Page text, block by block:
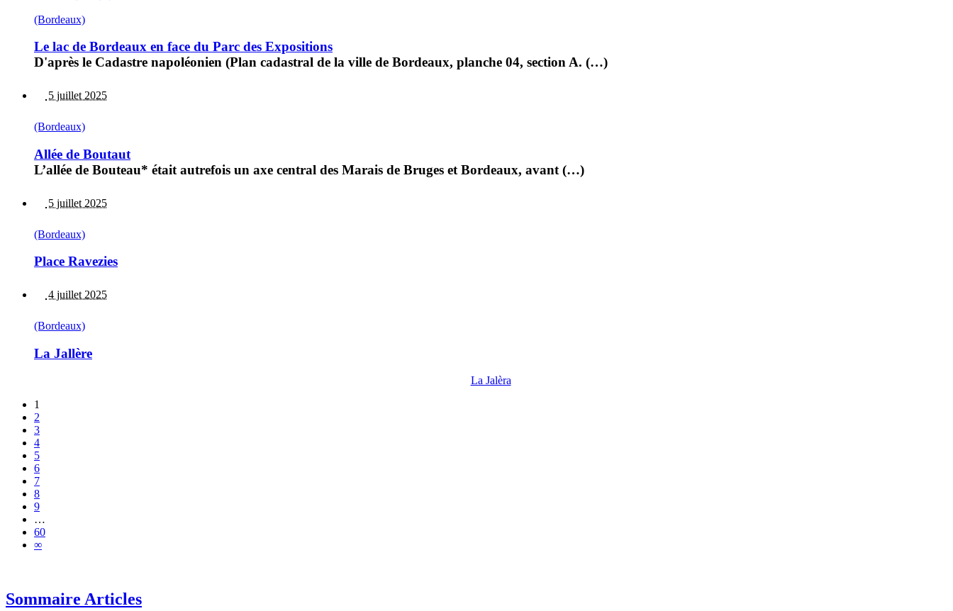
(Bordeaux)
Le lac de Bordeaux en face du Parc des Expositions
D'après le Cadastre napoléonien (Plan cadastral de la ville de Bordeaux, planche 04, section A. (…)
5 juillet 2025
(Bordeaux)
Allée de Boutaut
L’allée de Bouteau* était autrefois un axe central des Marais de Bruges et Bordeaux, avant (…)
5 juillet 2025
(Bordeaux)
Place Ravezies
4 juillet 2025
(Bordeaux)
La Jallère
La Jalèra
1
2
3
4
5
6
7
8
9
…
60
∞
Sommaire Articles